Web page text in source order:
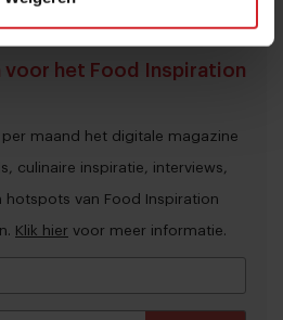
voor het Food Inspiration
per maand het digitale magazine
culinaire inspiratie, interviews,
van Food Inspiration
Klik hier voor meer informatie.